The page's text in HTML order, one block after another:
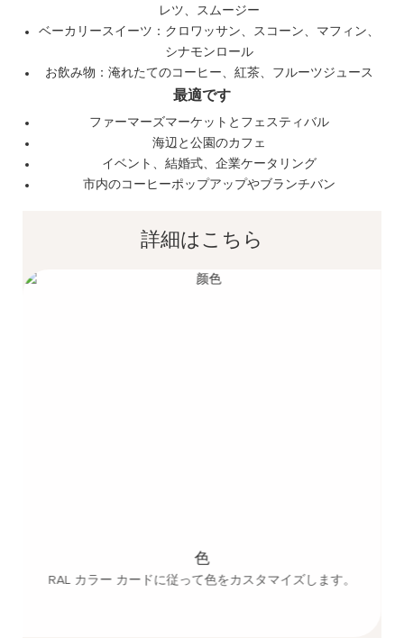
レツ、スムージー
ベーカリースイーツ：クロワッサン、スコーン、マフィン、
シナモンロール
お飲み物：淹れたてのコーヒー、紅茶、フルーツジュース
最適です
ファーマーズマーケットとフェスティバル
海辺と公園のカフェ
イベント、結婚式、企業ケータリング
市内のコーヒーポップアップやブランチバン
詳細はこちら
色
RAL カラー カードに従って色をカスタマイズします。